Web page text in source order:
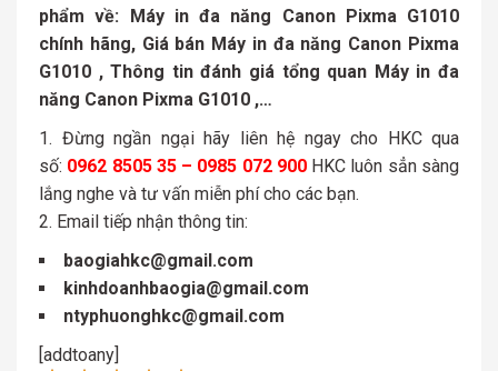
phẩm về: Máy in đa năng Canon Pixma G1010
chính hãng, Giá bán Máy in đa năng Canon Pixma
G1010 , Thông tin đánh giá tổng quan Máy in đa
năng Canon Pixma G1010 ,…
Đừng ngần ngại hãy liên hệ ngay cho HKC qua
số: 0962 8505 35 – 0985 072 900HKC luôn sẳn sàng
lắng nghe và tư vấn miễn phí cho các bạn.
Email tiếp nhận thông tin:
baogiahkc@gmail.com
kinhdoanhbaogia@gmail.com
ntyphuonghkc@gmail.com
[addtoany]